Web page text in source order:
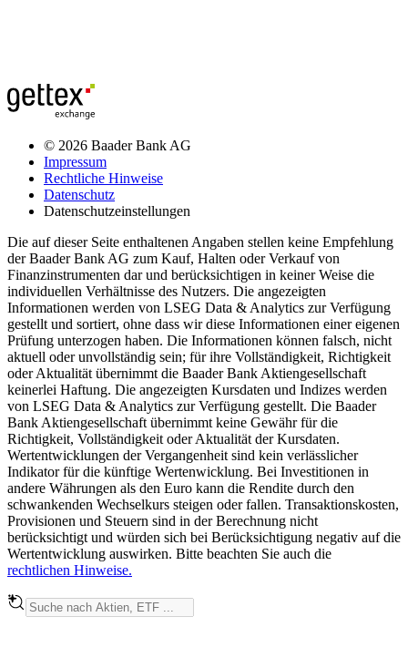
© 2026 Baader Bank AG
Impressum
Rechtliche Hinweise
Datenschutz
Datenschutzeinstellungen
Die auf dieser Seite enthaltenen Angaben stellen keine Empfehlung
der Baader Bank AG zum Kauf, Halten oder Verkauf von
Finanzinstrumenten dar und berücksichtigen in keiner Weise die
individuellen Verhältnisse des Nutzers. Die angezeigten
Informationen werden von LSEG Data & Analytics zur Verfügung
gestellt und sortiert, ohne dass wir diese Informationen einer eigenen
Prüfung unterzogen haben. Die Informationen können falsch, nicht
aktuell oder unvollständig sein; für ihre Vollständigkeit, Richtigkeit
oder Aktualität übernimmt die Baader Bank Aktiengesellschaft
keinerlei Haftung. Die angezeigten Kursdaten und Indizes werden
von LSEG Data & Analytics zur Verfügung gestellt. Die Baader
Bank Aktiengesellschaft übernimmt keine Gewähr für die
Richtigkeit, Vollständigkeit oder Aktualität der Kursdaten.
Wertentwicklungen der Vergangenheit sind kein verlässlicher
Indikator für die künftige Wertenwicklung. Bei Investitionen in
andere Währungen als den Euro kann die Rendite durch den
schwankenden Wechselkurs steigen oder fallen. Transaktionskosten,
Provisionen und Steuern sind in der Berechnung nicht
berücksichtigt und würden sich bei Berücksichtigung negativ auf die
Wertentwicklung auswirken. Bitte beachten Sie auch die
rechtlichen Hinweise.